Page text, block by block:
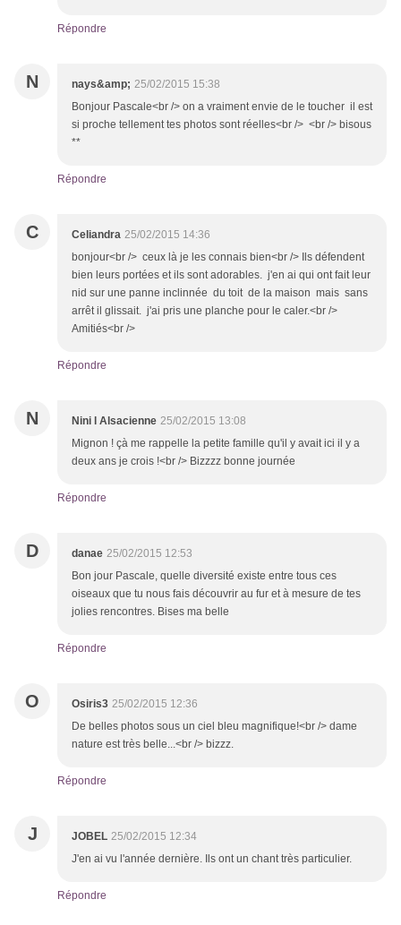
Répondre
N nays&amp; 25/02/2015 15:38
Bonjour Pascale<br /> on a vraiment envie de le toucher il est
si proche tellement tes photos sont réelles<br /> <br /> bisous
**
Répondre
C Celiandra 25/02/2015 14:36
bonjour<br /> ceux là je les connais bien<br /> Ils défendent
bien leurs portées et ils sont adorables. j'en ai qui ont fait leur
nid sur une panne inclinnée du toit de la maison mais sans
arrêt il glissait. j'ai pris une planche pour le caler.<br />
Amitiés<br />
Répondre
N Nini l Alsacienne 25/02/2015 13:08
Mignon ! çà me rappelle la petite famille qu'il y avait ici il y a
deux ans je crois !<br /> Bizzzz bonne journée
Répondre
D danae 25/02/2015 12:53
Bon jour Pascale, quelle diversité existe entre tous ces
oiseaux que tu nous fais découvrir au fur et à mesure de tes
jolies rencontres. Bises ma belle
Répondre
O Osiris3 25/02/2015 12:36
De belles photos sous un ciel bleu magnifique!<br /> dame
nature est très belle...<br /> bizzz.
Répondre
J JOBEL 25/02/2015 12:34
J'en ai vu l'année dernière. Ils ont un chant très particulier.
Répondre